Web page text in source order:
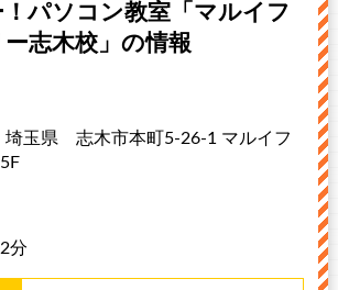
パソコン教室「マルイフ
ー志木校」の情報
玉県 志木市本町5-26-1 マルイフ
分